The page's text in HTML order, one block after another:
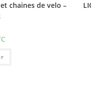
chaines de velo –